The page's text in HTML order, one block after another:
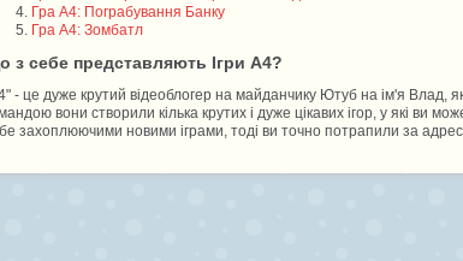
Гра А4: Пограбування Банку
Гра А4: Зомбатл
з себе представляють Ігри А4?
- це дуже крутий відеоблогер на майданчику Ютуб на ім'я Влад,
вони створили кілька крутих і дуже цікавих ігор, у які ви
захоплюючими новими іграми, тоді ви точно потрапили за